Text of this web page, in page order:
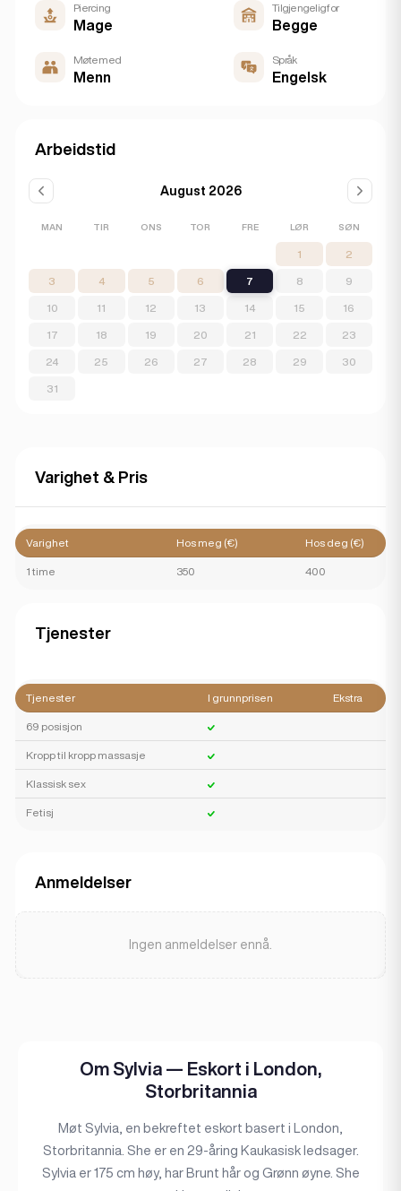
Piercing
Mage
Tilgjengelig for
Begge
Møte med
Menn
Språk
Engelsk
Arbeidstid
August 2026
MAN TIR ONS TOR FRE LØR SØN
1 2
3 4 5 6 7 8 9
10 11 12 13 14 15 16
17 18 19 20 21 22 23
24 25 26 27 28 29 30
31
Varighet & Pris
Varighet Hos meg (€) Hos deg (€)
1 time 350 400
Tjenester
Tjenester I grunnprisen Ekstra
69 posisjon
Kropp til kropp massasje
Klassisk sex
Fetisj
Anmeldelser
Ingen anmeldelser ennå.
Om Sylvia — Eskort i London,
Storbritannia
Møt Sylvia, en bekreftet eskort basert i London,
Storbritannia. She er en 29-åring Kaukasisk ledsager.
Sylvia er 175 cm høy, har Brunt hår og Grønn øyne. She